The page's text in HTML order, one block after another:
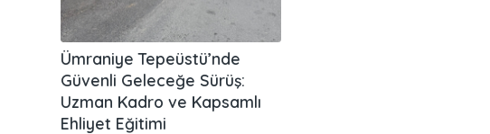
Ümraniye Tepeüstü’nde
Güvenli Geleceğe Sürüş:
Uzman Kadro ve Kapsamlı
Ehliyet Eğitimi